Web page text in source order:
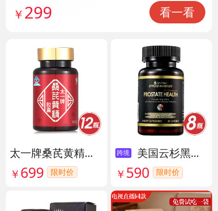
￥299 看一看
太一牌桑芪黄精胶囊 货号133159
￥ 699 限时价
跨境
美国云杉黑金前列腺素胶囊 货号136211
￥ 590 限时价